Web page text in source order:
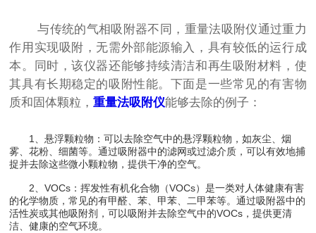
与传统的气相吸附器不同，重量法吸附仪通过重力
作用实现吸附，无需外部能源输入，具有较低的运行成
本。同时，该仪器还能够持续清洁和再生吸附材料，使
其具有长期稳定的吸附性能。下面是一些常见的有害物
质和固体颗粒，重量法吸附仪能够去除的例子：
1、悬浮颗粒物：可以去除空气中的悬浮颗粒物，如灰尘、烟
雾、花粉、细菌等。通过吸附器中的滤网或过滤介质，可以有效地捕
捉并去除这些微小颗粒物，提供干净的空气。
2、VOCs：挥发性有机化合物（VOCs）是一类对人体健康有害
的化学物质，常见的有甲醛、苯、甲苯、二甲苯等。通过吸附器中的
活性炭或其他吸附剂，可以吸附并去除空气中的VOCs，提供更清
洁、健康的空气环境。